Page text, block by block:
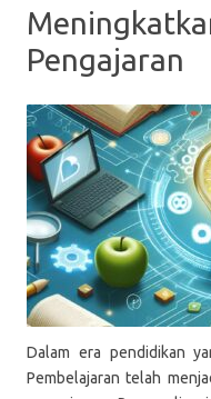
Pengajaran
Dalam era pendidikan
Pembelajaran telah